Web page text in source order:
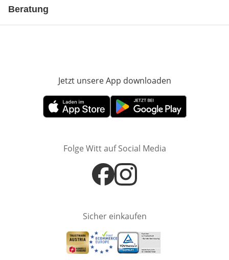
Beratung
Jetzt unsere App downloaden
Öffnet in neuem FensterÖffnet in neuem Fenster
Folge Witt auf Social Media
Öffnet in neuem Fenster
Öffnet in neuem Fenster
Sicher einkaufen
Öffnet in neuem Fenster
Öffnet in neuem Fenster
Öffnet in neuem Fenster